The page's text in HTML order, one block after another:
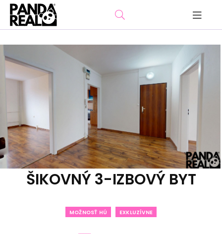
ŠIKOVNÝ 3-IZBOVÝ BYT
MOŽNOSŤ HÚ EXKLUZÍVNE